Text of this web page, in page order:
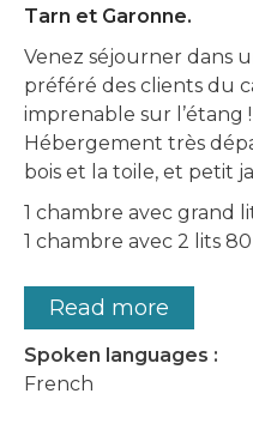
Tarn et Garonne.
Venez séjourner dans
préféré des clients du
imprenable sur l’étang !
Hébergement très
bois et la toile, et petit
1 chambre avec grand
1 chambre avec 2 lits
Read more
Spoken languages :
French